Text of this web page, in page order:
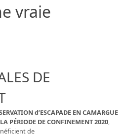
vraie
DE
d’ESCAPADE EN CAMARGUE
PÉRIODE DE CONFINEMENT 2020,
de